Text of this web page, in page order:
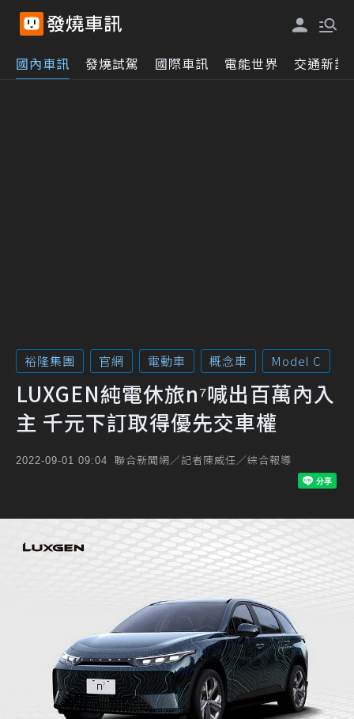
國內車訊 發燒試駕 國際車訊 電能世界 交通新訊
裕隆集團 官網 電動車 概念車 Model C
LUXGEN純電休旅n⁷喊出百萬內入
主 千元下訂取得優先交車權
2022-09-01 09:04 聯合新聞網／記者陳威任／綜合報導